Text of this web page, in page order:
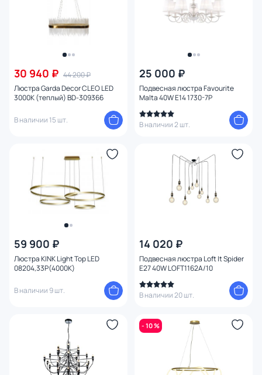
30 940 ₽ 44 200 ₽
Люстра Garda Decor CLEO LED
3000К (теплый) BD-309366
В наличии 15 шт.
25 000 ₽
Подвесная люстра Favourite
Malta 40W E14 1730-7P
В наличии 2 шт.
59 900 ₽
Люстра KINK Light Тор LED
08204,33P(4000K)
В наличии 9 шт.
14 020 ₽
Подвесная люстра Loft It Spider
E27 40W LOFT1162A/10
В наличии 20 шт.
- 10 %
Вид рассеивателя
Количество плафонов
Оформление
Комплектация
Поверхность
Степень пыле-влагозащиты
Тема
Мощность ламп
Умный дом